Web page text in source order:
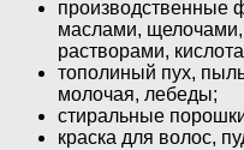
производственные
маслами,
растворами,
тополиный пух,
молочая, лебеды;
стиральные
краска для волос,